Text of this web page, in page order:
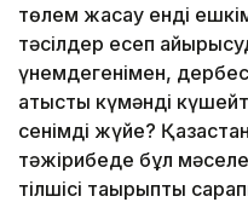
төлем жасау енді
тәсілдер есеп
үнемдегенімен, дербес
қатысты күмәнді
сенімді жүйе?
тәжірибеде бұл
тілшісі тақырыпты